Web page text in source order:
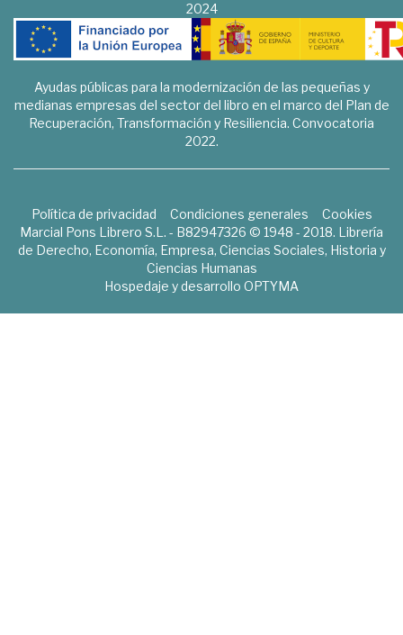
2024
Ayudas públicas para la modernización de las pequeñas y
medianas empresas del sector del libro en el marco del Plan de
Recuperación, Transformación y Resiliencia. Convocatoria
2022.
Política de privacidad Condiciones generales
Cookies
Marcial Pons Librero S.L. - B82947326 © 1948 - 2018. Librería
de Derecho, Economía, Empresa, Ciencias Sociales, Historia y
Ciencias Humanas
Hospedaje y desarrollo OPTYMA